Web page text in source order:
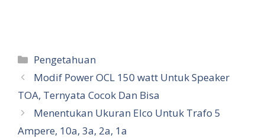
Categories
Pengetahuan
Modif Power OCL 150 watt Untuk Speaker
TOA, Ternyata Cocok Dan Bisa
Menentukan Ukuran Elco Untuk Trafo 5
Ampere, 10a, 3a, 2a, 1a